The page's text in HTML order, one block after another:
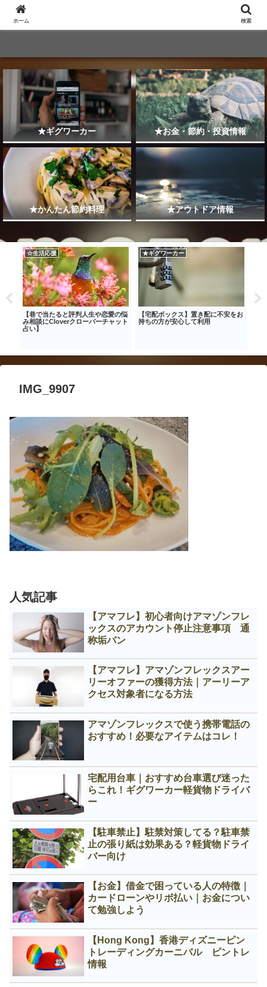
★ギグワーカー ★お金・節約・投資情報
★かんたん節約料理 ★アウトドア情報
☆生活応援
【巷で当たると評判人生や恋愛の悩
み相談にCloverクローバーチャット
占い】
★ギグワーカー
【宅配ボックス】置き配に不安をお
持ちの方が安心して利用
IMG_9907
人気記事
【アマフレ】初心者向けアマゾンフレ
ックスのアカウント停止注意事項 通
称垢バン
【アマフレ】アマゾンフレックスアー
リーオファーの獲得方法｜アーリーア
クセス対象者になる方法
アマゾンフレックスで使う携帯電話の
おすすめ！必要なアイテムはコレ！
宅配用台車｜おすすめ台車選び迷った
らこれ！ギグワーカー軽貨物ドライバ
ー
【駐車禁止】駐禁対策してる？駐車禁
止の張り紙は効果ある？軽貨物ドライ
バー向け
【お金】借金で困っている人の特徴｜
カードローンやリボ払い｜お金につい
て勉強しよう
【Hong Kong】香港ディズニーピン
トレーディングカーニバル ピントレ
情報
ホーム 検索